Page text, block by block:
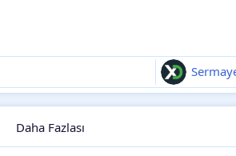
Daha Fazlası